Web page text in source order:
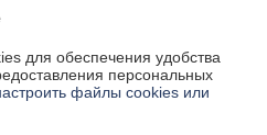
для обеспечения удобства
персональных
файлы cookies или